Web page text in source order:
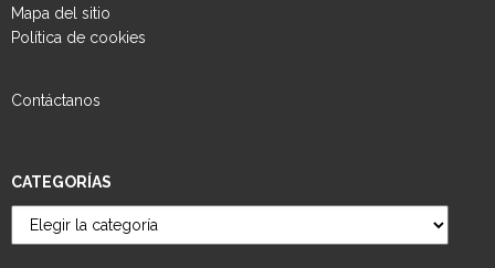
Mapa del sitio
Política de cookies
Contáctanos
CATEGORÍAS